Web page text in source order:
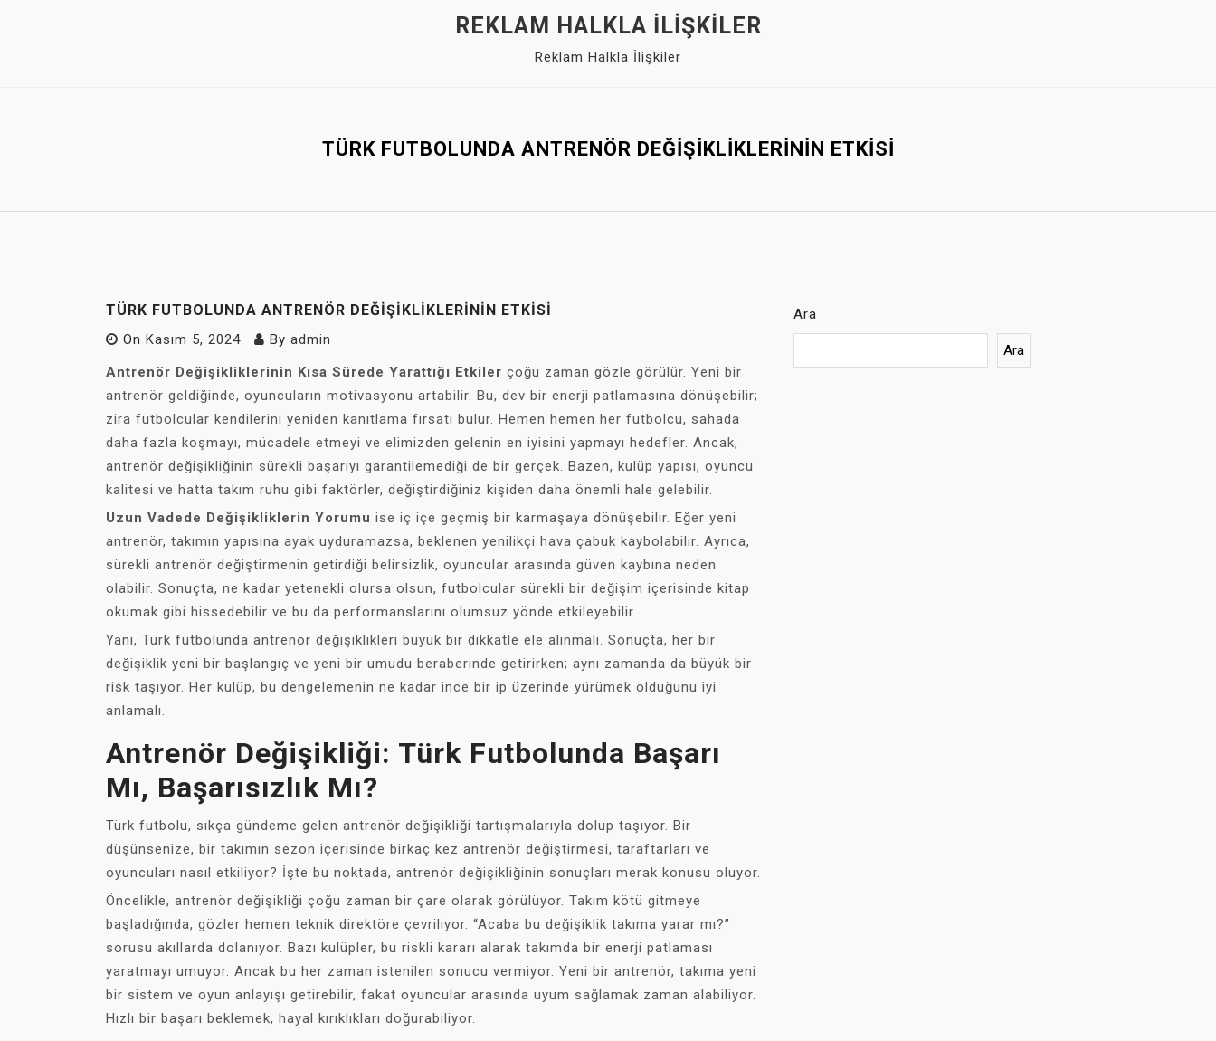
REKLAM HALKLA İLIŞKILER
Reklam Halkla İlişkiler
TÜRK FUTBOLUNDA ANTRENÖR DEĞIŞIKLIKLERININ ETKISI
TÜRK FUTBOLUNDA ANTRENÖR DEĞIŞIKLIKLERININ ETKISI
On Kasım 5, 2024 By admin
Antrenör Değişikliklerinin Kısa Sürede Yarattığı Etkiler çoğu zaman gözle görülür. Yeni bir
antrenör geldiğinde, oyuncuların motivasyonu artabilir. Bu, dev bir enerji patlamasına dönüşebilir;
zira futbolcular kendilerini yeniden kanıtlama fırsatı bulur. Hemen hemen her futbolcu, sahada
daha fazla koşmayı, mücadele etmeyi ve elimizden gelenin en iyisini yapmayı hedefler. Ancak,
antrenör değişikliğinin sürekli başarıyı garantilemediği de bir gerçek. Bazen, kulüp yapısı, oyuncu
kalitesi ve hatta takım ruhu gibi faktörler, değiştirdiğiniz kişiden daha önemli hale gelebilir.
Uzun Vadede Değişikliklerin Yorumu ise iç içe geçmiş bir karmaşaya dönüşebilir. Eğer yeni
antrenör, takımın yapısına ayak uyduramazsa, beklenen yenilikçi hava çabuk kaybolabilir. Ayrıca,
sürekli antrenör değiştirmenin getirdiği belirsizlik, oyuncular arasında güven kaybına neden
olabilir. Sonuçta, ne kadar yetenekli olursa olsun, futbolcular sürekli bir değişim içerisinde kitap
okumak gibi hissedebilir ve bu da performanslarını olumsuz yönde etkileyebilir.
Yani, Türk futbolunda antrenör değişiklikleri büyük bir dikkatle ele alınmalı. Sonuçta, her bir
değişiklik yeni bir başlangıç ve yeni bir umudu beraberinde getirirken; aynı zamanda da büyük bir
risk taşıyor. Her kulüp, bu dengelemenin ne kadar ince bir ip üzerinde yürümek olduğunu iyi
anlamalı.
Antrenör Değişikliği: Türk Futbolunda Başarı
Mı, Başarısızlık Mı?
Türk futbolu, sıkça gündeme gelen antrenör değişikliği tartışmalarıyla dolup taşıyor. Bir
düşünsenize, bir takımın sezon içerisinde birkaç kez antrenör değiştirmesi, taraftarları ve
oyuncuları nasıl etkiliyor? İşte bu noktada, antrenör değişikliğinin sonuçları merak konusu oluyor.
Öncelikle, antrenör değişikliği çoğu zaman bir çare olarak görülüyor. Takım kötü gitmeye
başladığında, gözler hemen teknik direktöre çevriliyor. “Acaba bu değişiklik takıma yarar mı?”
sorusu akıllarda dolanıyor. Bazı kulüpler, bu riskli kararı alarak takımda bir enerji patlaması
yaratmayı umuyor. Ancak bu her zaman istenilen sonucu vermiyor. Yeni bir antrenör, takıma yeni
bir sistem ve oyun anlayışı getirebilir, fakat oyuncular arasında uyum sağlamak zaman alabiliyor.
Hızlı bir başarı beklemek, hayal kırıklıkları doğurabiliyor.
Ara
Ara